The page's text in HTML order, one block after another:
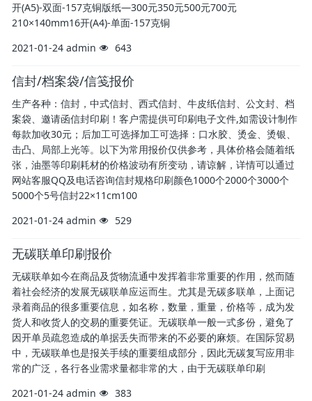
开(A5)-双面-157克铜版纸—300元350元500元700元
210×140mm16开(A4)-单面-157克铜
2021-01-24 admin 643
信封/档案袋/信笺报价
生产各种：信封，中式信封、西式信封、牛皮纸信封、公文封、档
案袋、邀请函信封印刷！客户需提供可印刷电子文件,如需设计制作
每款加收30元；后加工可选择加工可选择：口水胶、烫金、烫银、
击凸、局部上光等。以下为常用报价仅供参考，具体价格会随着纸
张，油墨等印刷耗材的价格波动有所变动，请谅解，详情可以通过
网站客服QQ及电话咨询信封规格印刷颜色1000个2000个3000个
5000个5号信封22×11cm100
2021-01-24 admin 529
无碳联单印刷报价
无碳联单如今在商品及货物流通中发挥着非常重要的作用，然而随
着社会经济的发展无碳联单应运而生。尤其是无碳多联单，上面记
录着商品的很多重要信息，如名称，数量，重量，价格等，成为发
货人和收货人的交易的重要凭证。无碳联单一般一式多份，避免了
因开单员疏忽造成的单据丢失而带来的不必要的麻烦。在国际贸易
中，无碳联单也是报关手续的重要组成部分，因此无碳复写应用非
常的广泛，各行各业需求量都非常的大，由于无碳联单印刷
2021-01-24 admin 383